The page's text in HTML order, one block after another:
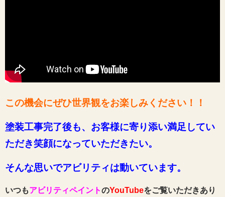
この機会にぜひ世界観をお楽しみください！！
塗装工事完了後も、お客様に寄り添い満足してい
ただき笑顔になっていただきたい。
そんな思いでアビリティは動いています。
いつもアビリティペイントのYouTubeをご覧いただきあり